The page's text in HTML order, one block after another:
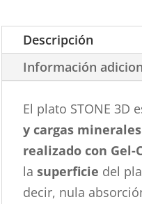
Descripción
Información
El plato STONE 3D
y cargas minerales
realizado con Gel-
lasuperficie del
decir, nula